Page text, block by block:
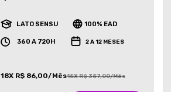
LATO SENSU 100% EAD
360 A 720H 2 A 12 MESES
18X R$ 86,00/Mês18X R$ 387,00/Mês